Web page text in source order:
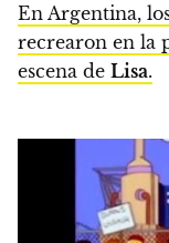
En Argentina,
recrearon en la
escena de Lisa.